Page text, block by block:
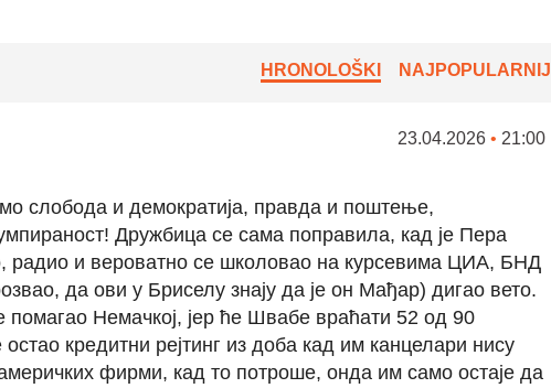
HRONOLOŠKI NAJPOPULARNIJI
23.04.2026 • 21:00
слобода и демократија, правда и поштење,
Дружбица се сама поправила, кад је Пера
радио и вероватно се школовао на курсевима ЦИА, БНД
да ови у Бриселу знају да је он Мађар) дигао вето.
помагао Немачкој, јер ће Швабе враћати 52 од 90
кредитни рејтинг из доба кад им канцелари нису
фирми, кад то потроше, онда им само остаје да